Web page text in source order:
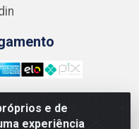
e de
experiência
18.217.682/0001-54 -